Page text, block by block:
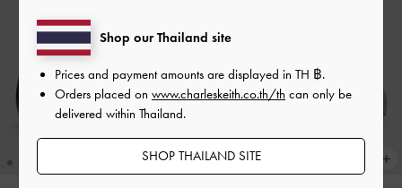
Shop our Thailand site
Prices and payment amounts are displayed in TH ฿.
Orders placed on www.charleskeith.co.th/th can only be
delivered within Thailand.
SHOP THAILAND SITE